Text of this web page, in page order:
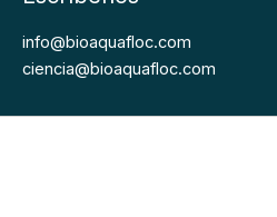
info@bioaquafloc.com
ciencia@bioaquafloc.com